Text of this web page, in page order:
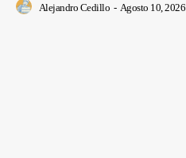
Alejandro Cedillo - Agosto 10, 2026